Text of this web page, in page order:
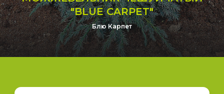
"BLUE CARPET"
Блю Карпет